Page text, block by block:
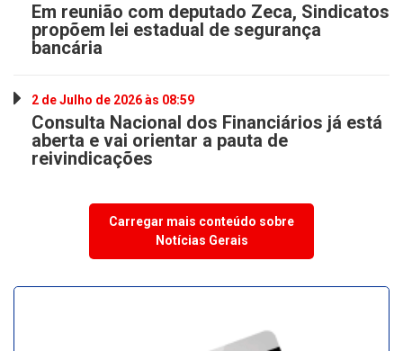
Em reunião com deputado Zeca, Sindicatos
propõem lei estadual de segurança
bancária
2 de Julho de 2026 às 08:59
Consulta Nacional dos Financiários já está
aberta e vai orientar a pauta de
reivindicações
Carregar mais conteúdo sobre
Notícias Gerais